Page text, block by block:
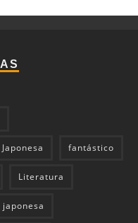
fantástico
Literatura